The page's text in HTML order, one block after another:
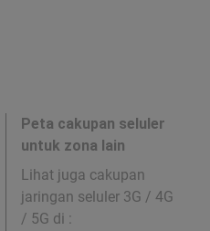
Peta cakupan seluler
untuk zona lain
Lihat juga cakupan
jaringan seluler 3G / 4G
/ 5G di :